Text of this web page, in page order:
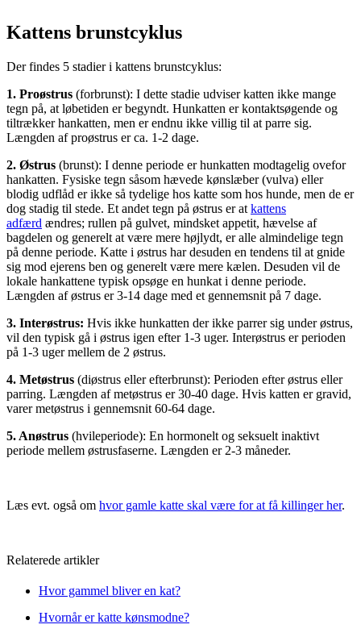
Kattens brunstcyklus
Der findes 5 stadier i kattens brunstcyklus:
1. Proøstrus (forbrunst): I dette stadie udviser katten ikke mange
tegn på, at løbetiden er begyndt. Hunkatten er kontaktsøgende og
tiltrækker hankatten, men er endnu ikke villig til at parre sig.
Længden af proøstrus er ca. 1-2 dage.
2. Østrus (brunst): I denne periode er hunkatten modtagelig ovefor
hankatten. Fysiske tegn såsom hævede kønslæber (vulva) eller
blodig udflåd er ikke så tydelige hos katte som hos hunde, men de er
dog stadig til stede. Et andet tegn på østrus er at kattens
adfærd ændres; rullen på gulvet, mindsket appetit, hævelse af
bagdelen og generelt at være mere højlydt, er alle almindelige tegn
på denne periode. Katte i østrus har desuden en tendens til at gnide
sig mod ejerens ben og generelt være mere kælen. Desuden vil de
lokale hankattene typisk opsøge en hunkat i denne periode.
Længden af østrus er 3-14 dage med et gennemsnit på 7 dage.
3. Interøstrus: Hvis ikke hunkatten der ikke parrer sig under østrus,
vil den typisk gå i østrus igen efter 1-3 uger. Interøstrus er perioden
på 1-3 uger mellem de 2 østrus.
4. Metøstrus (diøstrus eller efterbrunst): Perioden efter østrus eller
parring. Længden af metøstrus er 30-40 dage. Hvis katten er gravid,
varer metøstrus i gennemsnit 60-64 dage.
5. Anøstrus (hvileperiode): En hormonelt og seksuelt inaktivt
periode mellem østrusfaserne. Længden er 2-3 måneder.
Læs evt. også om hvor gamle katte skal være for at få killinger her.
Relaterede artikler
Hvor gammel bliver en kat?
Hvornår er katte kønsmodne?